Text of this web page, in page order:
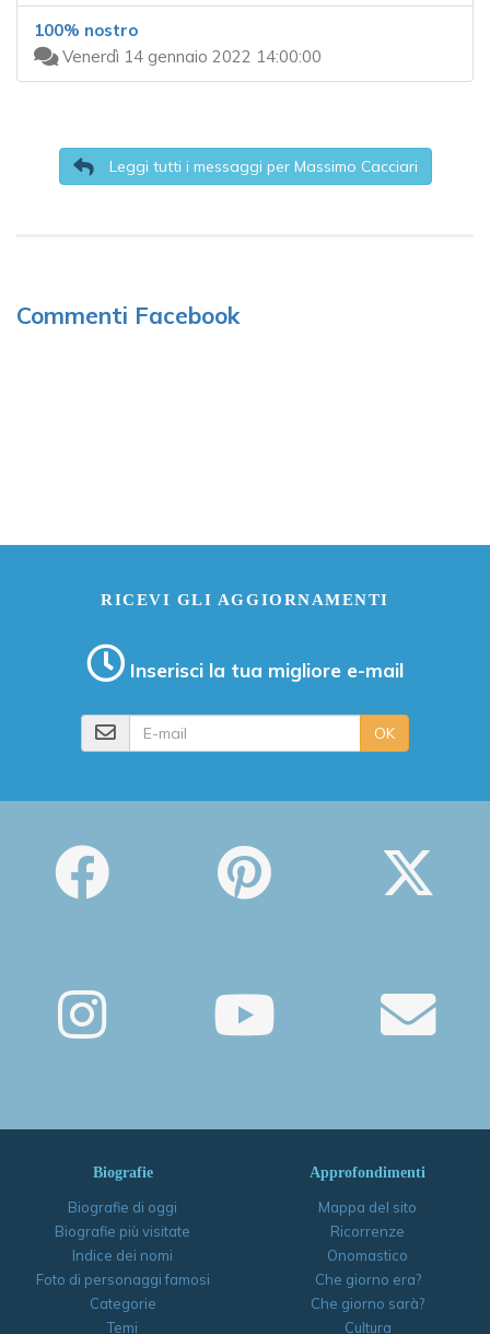
100% nostro
Venerdì 14 gennaio 2022 14:00:00
Leggi tutti i messaggi per Massimo Cacciari
Commenti Facebook
RICEVI GLI AGGIORNAMENTI
Inserisci la tua migliore e-mail
OK
Biografie
Biografie di oggi
Biografie più visitate
Indice dei nomi
Foto di personaggi famosi
Categorie
Temi
Approfondimenti
Mappa del sito
Ricorrenze
Onomastico
Che giorno era?
Che giorno sarà?
Cultura